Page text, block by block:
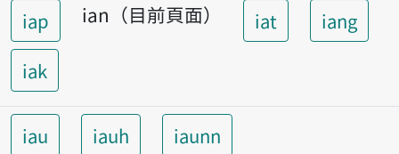
iap
ian（目前頁面） iat
iang
iak
iau iauh iaunn